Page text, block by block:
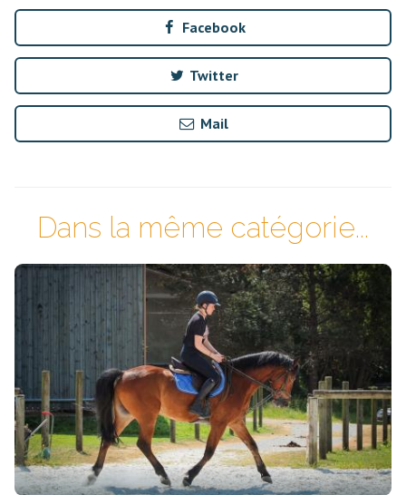
Facebook
Twitter
Mail
Dans la même catégorie...